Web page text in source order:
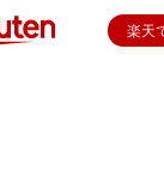
楽天